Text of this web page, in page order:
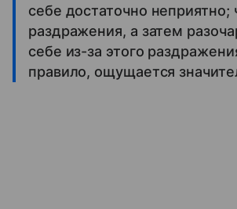
себе достаточно неприятно;
раздражения, а затем
себе из-за этого
правило, ощущается